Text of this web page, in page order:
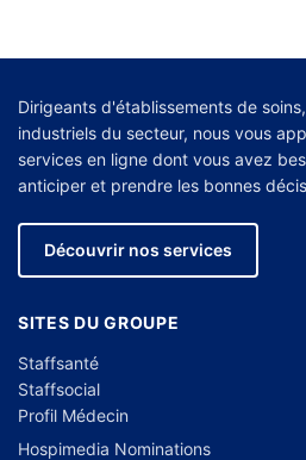
Dirigeants d'établissements de
industriels du secteur, nous vous
services en ligne dont vous avez
anticiper et prendre les bonnes
Découvrir nos services
SITES DU GROUPE
Staffsanté
Staffsocial
Profil Médecin
Hospimedia Nominations